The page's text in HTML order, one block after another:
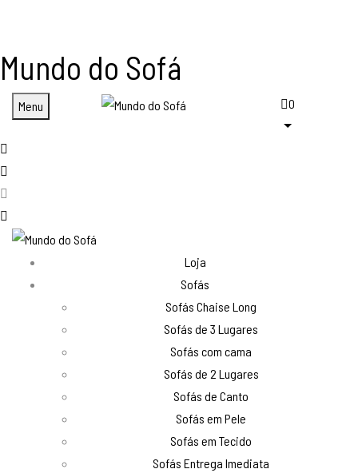
Mundo do Sofá
Menu 0
Loja
Sofás
Sofás Chaise Long
Sofás de 3 Lugares
Sofás com cama
Sofás de 2 Lugares
Sofás de Canto
Sofás em Pele
Sofás em Tecido
Sofás Entrega Imediata